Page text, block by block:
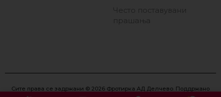
Често поставувани
прашања
Сите права се задржани © 2026 Фротирка АД Делчево. Поддржано